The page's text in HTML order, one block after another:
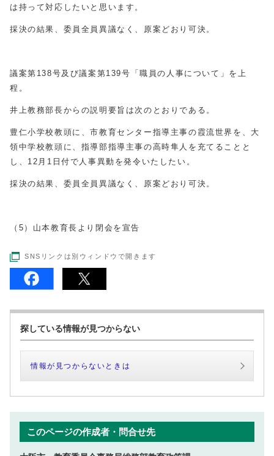
は持って対応したいと思います。
採決の結果、委員全員異議なく、原案どおり可決。
議案第138号及び議案第139号「職員の人事について」を上
程。
井上教務部長からの説明要旨は次のとおりである。
豊仁小学校教頭に、市教育センター指導主事の霞流世界を、大
領中学校教頭に、指導部指導主事の高時隼人を充てることと
し、12月1日付で人事異動を発令いたしたい。
採決の結果、委員全員異議なく、原案どおり可決。
（5）山本教育長より閉会を宣告
SNSリンクは別ウィンドウで開きます
探している情報が見つからない
情報が見つからないときは
このページの作成者・問合せ先